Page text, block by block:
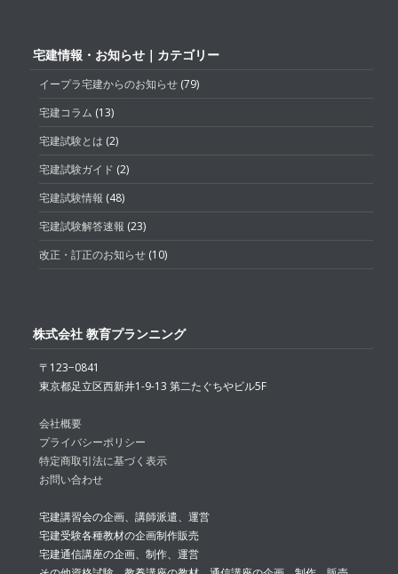
宅建情報・お知らせ｜カテゴリー
イープラ宅建からのお知らせ (79)
宅建コラム (13)
宅建試験とは (2)
宅建試験ガイド (2)
宅建試験情報 (48)
宅建試験解答速報 (23)
改正・訂正のお知らせ (10)
株式会社 教育プランニング
〒123−0841
東京都足立区西新井1-9-13 第二たぐちやビル5F
会社概要
プライバシーポリシー
特定商取引法に基づく表示
お問い合わせ
宅建講習会の企画、講師派遣、運営
宅建受験各種教材の企画制作販売
宅建通信講座の企画、制作、運営